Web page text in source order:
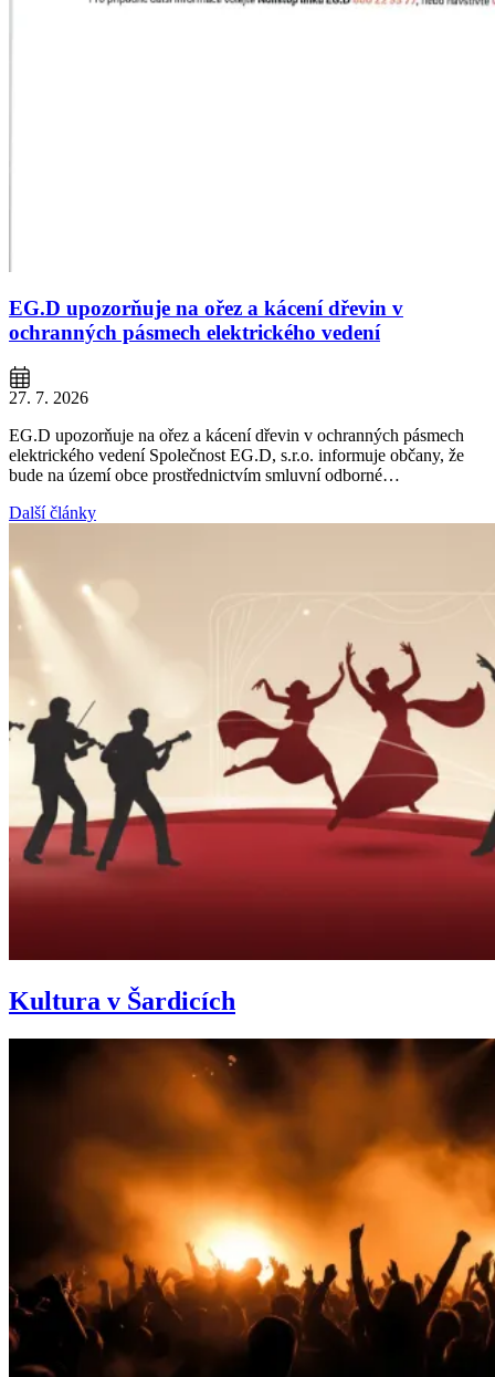
EG.D upozorňuje na ořez a kácení dřevin v
ochranných pásmech elektrického vedení
27. 7. 2026
EG.D upozorňuje na ořez a kácení dřevin v ochranných pásmech
elektrického vedení Společnost EG.D, s.r.o. informuje občany, že
bude na území obce prostřednictvím smluvní odborné…
Další články
Kultura v Šardicích